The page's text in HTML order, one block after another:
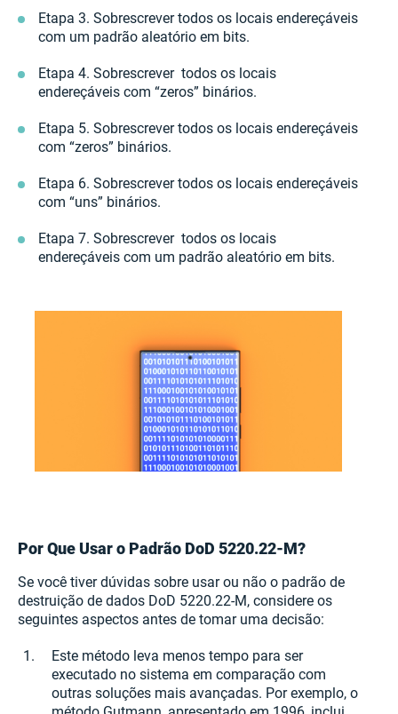
Etapa 3. Sobrescrever todos os locais endereçáveis
com um padrão aleatório em bits.
Etapa 4. Sobrescrever todos os locais
endereçáveis com “zeros” binários.
Etapa 5. Sobrescrever todos os locais endereçáveis
com “zeros” binários.
Etapa 6. Sobrescrever todos os locais endereçáveis
com “uns” binários.
Etapa 7. Sobrescrever todos os locais
endereçáveis com um padrão aleatório em bits.
Por Que Usar o Padrão DoD 5220.22-M?
Se você tiver dúvidas sobre usar ou não o padrão de
destruição de dados DoD 5220.22-M, considere os
seguintes aspectos antes de tomar uma decisão:
Este método leva menos tempo para ser
executado no sistema em comparação com
outras soluções mais avançadas. Por exemplo, o